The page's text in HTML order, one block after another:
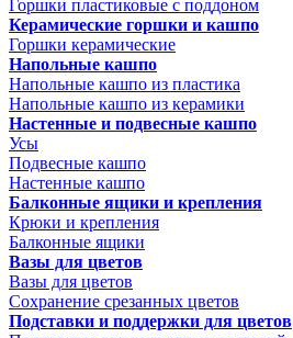
Горшки пластиковые с поддоном
Керамические горшки и кашпо
Горшки керамические
Напольные кашпо
Напольные кашпо из пластика
Напольные кашпо из керамики
Настенные и подвесные кашпо
Усы
Подвесные кашпо
Настенные кашпо
Балконные ящики и крепления
Крюки и крепления
Балконные ящики
Вазы для цветов
Вазы для цветов
Сохранение срезанных цветов
Подставки и поддержки для цветов